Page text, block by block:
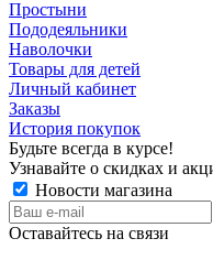
Простыни
Пододеяльники
Наволочки
Товары для детей
Личный кабинет
Заказы
История покупок
Будьте всегда в курсе!
Узнавайте о скидках и
Новости магазина
Оставайтесь на связи